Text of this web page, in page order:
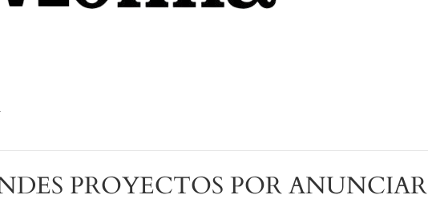
PROYECTOS POR ANUNCIAR